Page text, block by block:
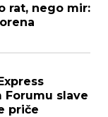
rat, nego mir:
slave
priče